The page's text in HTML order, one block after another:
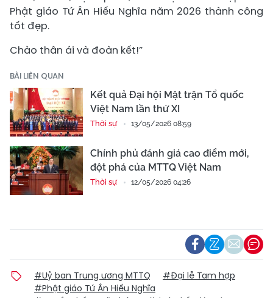
Phật giáo Tứ Ân Hiếu Nghĩa năm 2026 thành công
tốt đẹp.
Chào thân ái và đoàn kết!”
BÀI LIÊN QUAN
Kết quả Đại hội Mặt trận Tổ quốc
Việt Nam lần thứ XI
Thời sự 13/05/2026 08:59
Chính phủ đánh giá cao điểm mới,
đột phá của MTTQ Việt Nam
Thời sự 12/05/2026 04:26
#Uỷ ban Trung ương MTTQ
#Đại lễ Tam hợp
#Phật giáo Tứ Ân Hiếu Nghĩa